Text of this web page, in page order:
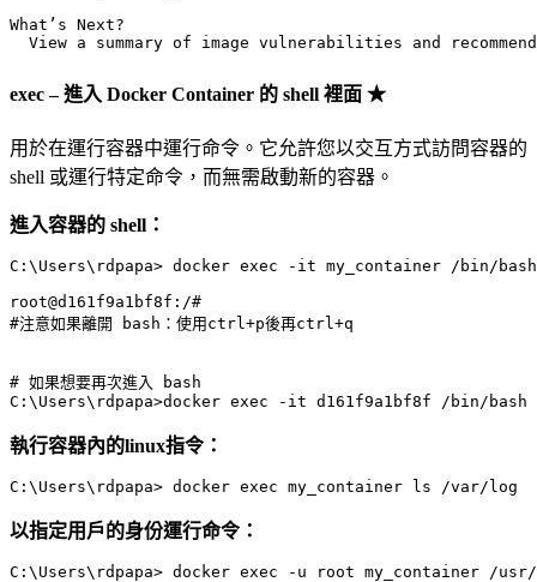
What’s Next?
View a summary of image vulnerabilities and
exec – 進入 Docker Container 的 shell 裡面 ★
用於在運行容器中運行命令。它允許您以交互方式訪問容器的
shell 或運行特定命令，而無需啟動新的容器。
進入容器的 shell：
C:\Users\rdpapa> docker exec -it my_container /bin/
root@d161f9a1bf8f:/#
#注意如果離開 bash：使用ctrl+p後再ctrl+q
# 如果想要再次進入 bash
C:\Users\rdpapa>docker exec -it d161f9a1bf8f /bin/bash
執行容器內的linux指令：
C:\Users\rdpapa> docker exec my_container ls /var/log
以指定用戶的身份運行命令：
C:\Users\rdpapa> docker exec -u root my_container /